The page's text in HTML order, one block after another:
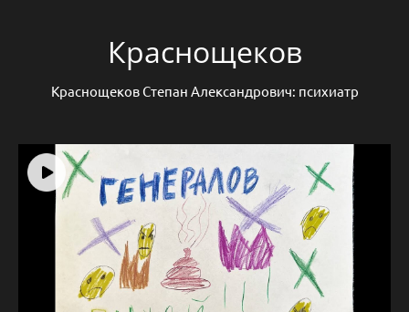
Краснощеков
Краснощеков Степан Александрович: психиатр